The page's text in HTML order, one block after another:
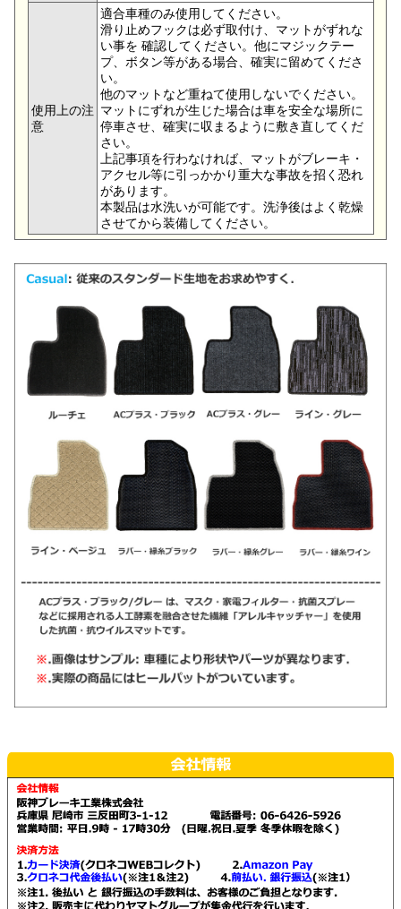
使用上の注
意
適合車種のみ使用してください。
滑り止めフックは必ず取付け、マットがずれな
い事を 確認してください。他にマジックテー
プ、ボタン等がある場合、確実に留めてくださ
い。
他のマットなど重ねて使用しないでください。
マットにずれが生じた場合は車を安全な場所に
停車させ、確実に収まるように敷き直してくだ
さい。
上記事項を行わなければ、マットがブレーキ・
アクセル等に引っかかり重大な事故を招く恐れ
があります。
本製品は水洗いが可能です。洗浄後はよく乾燥
させてから装備してください。